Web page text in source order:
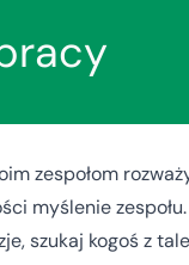
zespołom
myślenie
szukaj kogoś z